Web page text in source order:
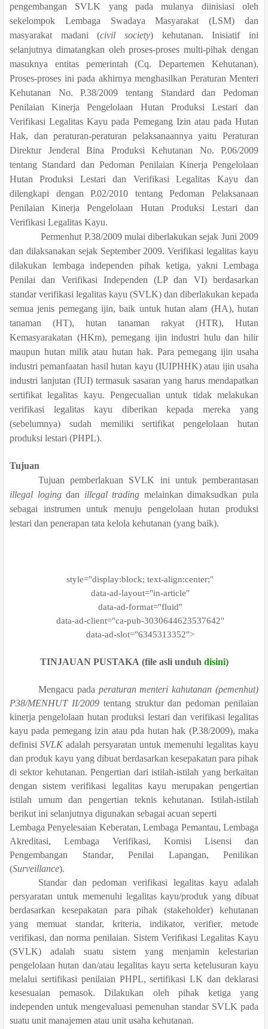
pengembangan SVLK yang pada mulanya diinisiasi oleh
sekelompok Lembaga Swadaya
Masyarakat (LSM) dan
masyarakat madani (civil society) kehutanan. Inisiatif ini
selanjutnya dimatangkan oleh proses-proses multi-pihak dengan
masuknya entitas pemerintah (Cq. Departemen Kehutanan).
Proses-proses ini pada akhirnya menghasilkan Peraturan Menteri
Kehutanan No. P.38/2009 tentang Standard dan Pedoman
Penilaian Kinerja Pengelolaan Hutan Produksi Lestari dan
Verifikasi Legalitas Kayu pada Pemegang Izin atau pada Hutan
Hak, dan peraturan-peraturan pelaksanaannya yaitu Peraturan
Direktur Jenderal Bina Produksi Kehutanan No. P.06/2009
tentang Standard dan Pedoman Penilaian Kinerja Pengelolaan
Hutan Produksi Lestari dan Verifikasi Legalitas Kayu dan
dilengkapi dengan P.02/2010 tentang Pedoman Pelaksanaan
Penilaian Kinerja Pengelolaan Hutan Produksi Lestari dan
Verifikasi Legalitas Kayu.
Permenhut P.38/2009 mulai diberlakukan sejak Juni 2009
dan dilaksanakan sejak September 2009. Verifikasi legalitas kayu
dilakukan lembaga independen pihak ketiga, yakni Lembaga
Penilai dan Verifikasi Independen (LP dan VI) berdasarkan
standar verifikasi legalitas kayu (SVLK) dan diberlakukan kepada
semua jenis pemegang ijin, baik untuk hutan alam (HA), hutan
tanaman (HT), hutan tanaman rakyat (HTR), Hutan
Kemasyarakatan (HKm), pemegang ijin industri hulu dan hilir
maupun hutan milik atau hutan hak. Para pemegang ijin usaha
industri pemanfaatan hasil hutan kayu (IUIPHHK) atau ijin usaha
industri lanjutan (IUI) termasuk sasaran yang harus mendapatkan
sertifikat legalitas kayu. Pengecualian untuk tidak melakukan
verifikasi legalitas kayu diberikan kepada mereka yang
(sebelumnya) sudah memiliki sertifikat pengelolaan hutan
produksi lestari (PHPL).
Tujuan
Tujuan pemberlakuan SVLK ini untuk pemberantasan
illegal logingdan illegal trading melainkan dimaksudkan pula
sebagai instrumen untuk menuju pengelolaan hutan produksi
lestari dan penerapan tata kelola kehutanan (yang baik).
style="display:block; text-align:center;"
data-ad-layout="in-article"
data-ad-format="fluid"
data-ad-client="ca-pub-3030644623537642"
data-ad-slot="6345313352">
TINJAUAN PUSTAKA (file asli unduh disini)
Mengacu pada peraturan menteri kahutanan (pemenhut)
P38/MENHUT II/2009tentang struktur dan pedoman penilaian
kinerja pengelolaan hutan produksi lestari dan verifikasi legalitas
kayu pada pemegang izin atau pda hutan hak (P.38/2009), maka
definisi SVLK adalah persyaratan untuk memenuhi legalitas kayu
dan produk kayu yang dibuat berdasarkan kesepakatan para pihak
di sektor kehutanan. Pengertian dari istilah-istilah yang berkaitan
dengan sistem verifikasi legalitas kayu merupakan pengertian
istilah umum dan pengertian teknis kehutanan. Istilah-istilah
berikut ini selanjutnya digunakan sebagai acuan seperti
Lembaga Penyelesaian Keberatan, Lembaga Pemantau, Lembaga
Akreditasi, Lembaga Verifikasi, Komisi Lisensi dan
Pengembangan Standar, Penilai Lapangan,
Penilikan
(Surveillance).
Standar dan pedoman verifikasi legalitas kayu adalah
persyaratan untuk memenuhi legalitas kayu/produk yang dibuat
berdasarkan kesepakatan para pihak (stakeholder) kehutanan
yang memuat standar, kriteria, indikator, verifier, metode
verifikasi, dan norma penilaian. Sistem Verifikasi Legalitas Kayu
(SVLK) adalah suatu sistem yang menjamin kelestarian
pengelolaan hutan dan/atau legalitas kayu serta ketelusuran kayu
melalui sertifikasi penilaian PHPL, sertifikasi LK dan deklarasi
kesesuaian pemasok. Dilakukan oleh pihak ketiga yang
independen untuk mengevaluasi pemenuhan standar SVLK pada
suatu unit manajemen atau unit usaha kehutanan.